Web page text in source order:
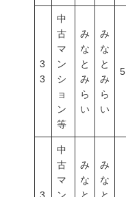
3
3
中
古
マ
ン
シ
ョ
ン
等
み
な
と
み
ら
い
み
な
と
み
ら
い
5
中
古
マ
み
な
み
な